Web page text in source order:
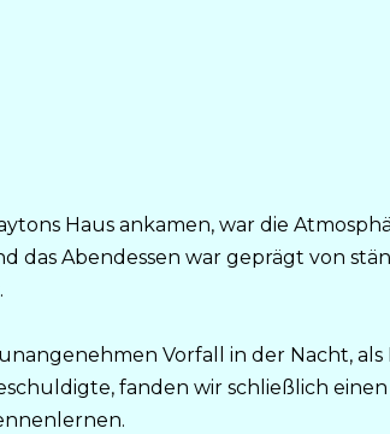
Haus ankamen, war die
das Abendessen war geprägt von
Vorfall in der Nacht, als
fanden wir schließlich